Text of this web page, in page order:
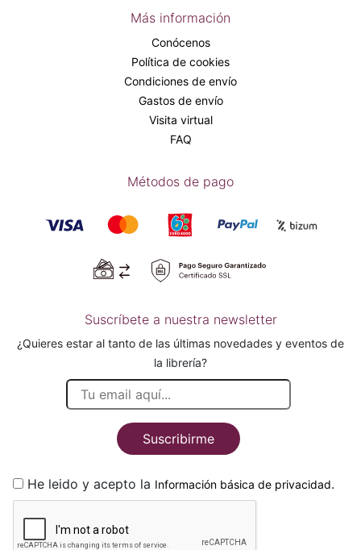
Más información
Conócenos
Política de cookies
Condiciones de envío
Gastos de envío
Visita virtual
FAQ
Métodos de pago
Suscríbete a nuestra newsletter
¿Quieres estar al tanto de las últimas novedades y eventos de
la librería?
Suscribirme
He leido y acepto la Información básica de privacidad.